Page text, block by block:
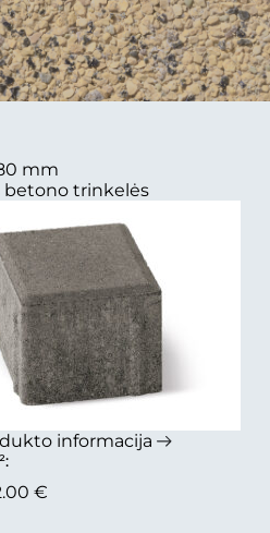
mm
betono trinkelės
informacija
€